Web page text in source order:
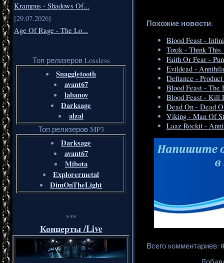
Krampus - Shadows Of...
[29.07.2026]
Age Of Rage - The Lo...
Топ релизеров Lossless
Snaggletooth
avant67
labanov
Darksage
alzal
Топ релизеров MP3
Darksage
avant67
Mibota
Explorermetal
DimOnTheLight
***
Концерты /Live
Похожие новости:
Blood Feast -
Toxik - Think This
Faith Or Fear -
Evildead -
Defiance -
Blood Feast - The
Blood Feast - Kill
Dead On - Dead
Viking - Man Of
Laaz Rockit -
Всего комментариев: 0